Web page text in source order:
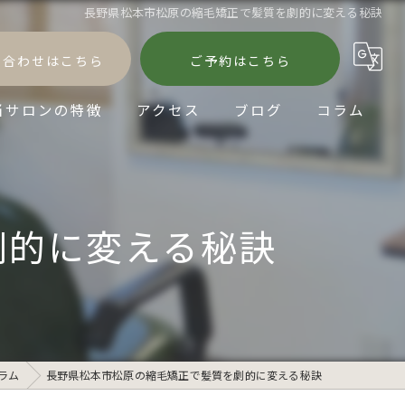
長野県松本市松原の縮毛矯正で髪質を劇的に変える秘訣
わせはこちら ご予約はこちら
サロンの特徴
矯正
マ
アクセス ブログ コラム
に変える秘訣
ム 長野県松本市松原の縮毛矯正で髪質を劇的に変える秘訣